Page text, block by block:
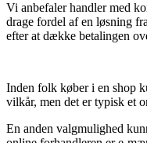
Vi anbefaler handler med
drage fordel af en løsning
efter at dække betalingen
Inden folk køber i en shop
vilkår, men det er typisk et
En anden valgmulighed